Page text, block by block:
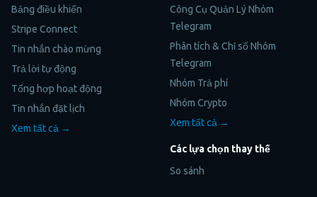
Bảng điều khiển
Stripe Connect
Tin nhắn chào mừng
Trả lời tự động
Tổng hợp hoạt động
Tin nhắn đặt lịch
Xem tất cả →
Công Cụ Quản Lý Nhóm
Telegram
Phân tích & Chỉ số Nhóm
Telegram
Nhóm Trả phí
Nhóm Crypto
Xem tất cả →
Các lựa chọn thay thế
So sánh